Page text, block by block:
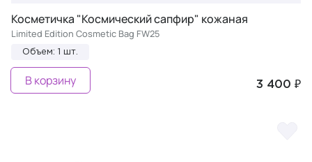
Косметичка "Космический сапфир" кожаная
Limited Edition Cosmetic Bag FW25
Объем: 1 шт.
3 400 ₽
В корзину